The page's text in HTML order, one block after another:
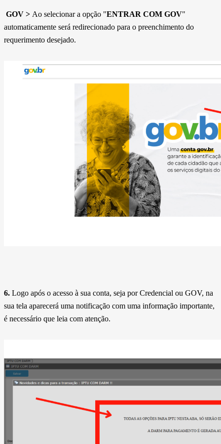
GOV > Ao selecionar a opção "ENTRAR COM GOV"
automaticamente será redirecionado para o preenchimento do
requerimento desejado.
6. Logo após o acesso à sua conta, seja por Credencial ou GOV, na
sua tela aparecerá uma notificação com uma informação importante,
é necessário que leia com atenção.